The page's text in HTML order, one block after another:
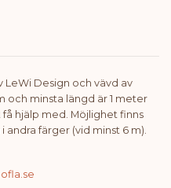
LeWi Design och vävd av
och minsta längd är 1 meter
få hjälp med. Möjlighet finns
färger (vid minst 6 m).